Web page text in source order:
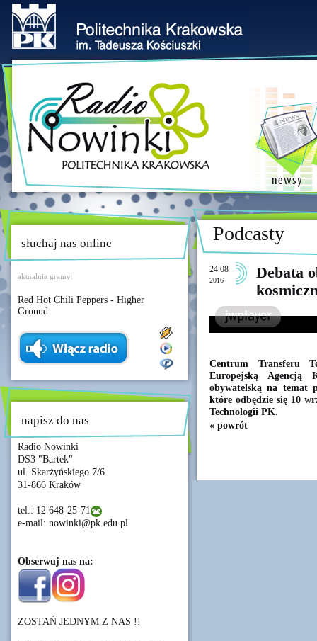
słuchaj nas online
aktualnie gramy:
Red Hot Chili Peppers - Higher
Ground
napisz do nas
Radio Nowinki
DS3 "Bartek"
ul. Skarżyńskiego 7/6
31-866 Kraków
tel.: 12 648-25-71
e-mail: nowinki@pk.edu.pl
Obserwuj nas na:
ZOSTAŃ JEDNYM Z NAS !!
Podcasty
24.08
2016
Debata
Centrum Transferu
Europejską Agencją
obywatelską na temat
które odbędzie się 10
Technologii PK.
« powrót